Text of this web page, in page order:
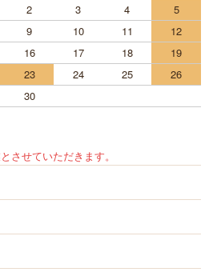
2 3 4
5
9 10 11
12
16 17 18
19
23 24 25
26
30
させていただきます。